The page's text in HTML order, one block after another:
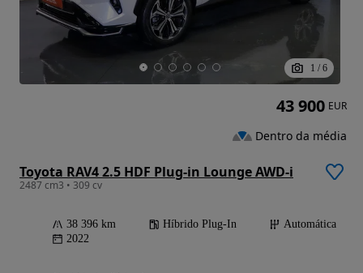
1 / 6
Toyota RAV4 2.5 HDF Plug-in Lounge AWD-i
2487 cm3 • 309 cv
38 396 km Híbrido Plug-In
Automática
2022
43 900 EUR
Dentro da média